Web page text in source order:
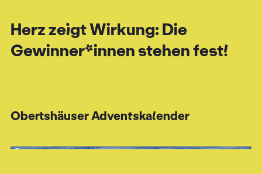
Funktionen
Hilfe
10 Jahre Türchen
Herz zeigt Wirkung: Die
Gewinner*innen stehen fest!
Obertshäuser Adventskalender